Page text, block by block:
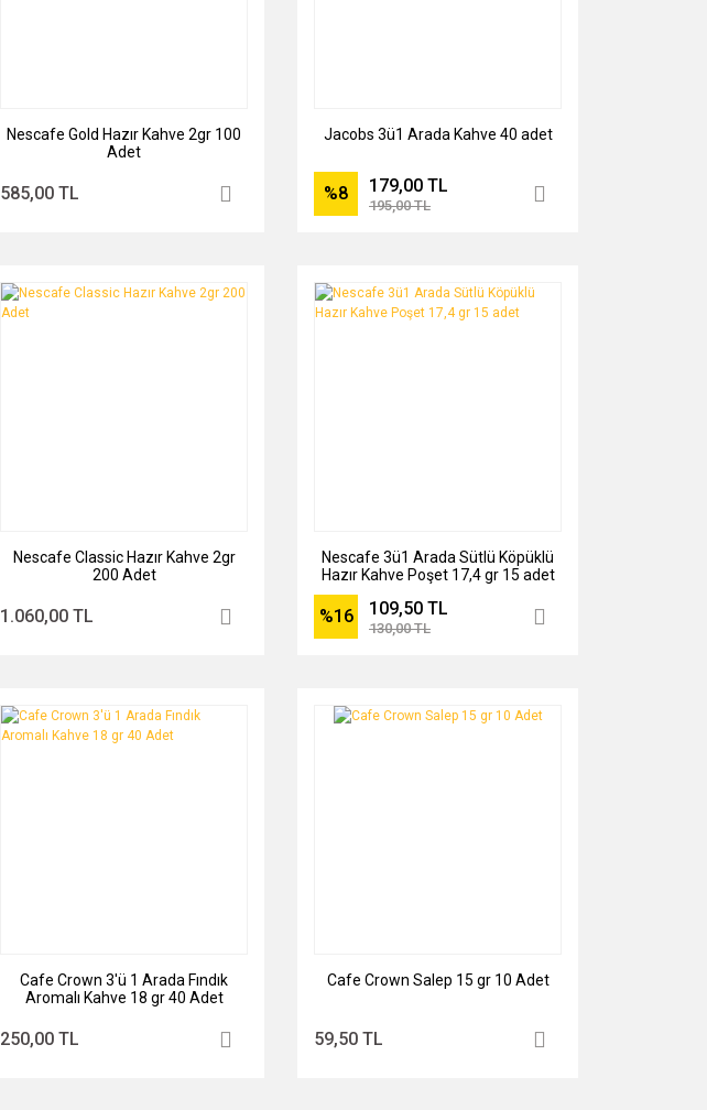
Nescafe Gold Hazır Kahve 2gr 100
Adet
585,00 TL
Jacobs 3ü1 Arada Kahve 40 adet
%8 179,00 TL
195,00 TL
Nescafe Classic Hazır Kahve 2gr
200 Adet
1.060,00 TL
Nescafe 3ü1 Arada Sütlü Köpüklü
Hazır Kahve Poşet 17,4 gr 15 adet
%16 109,50 TL
130,00 TL
Cafe Crown 3'ü 1 Arada Fındık
Aromalı Kahve 18 gr 40 Adet
250,00 TL
Cafe Crown Salep 15 gr 10 Adet
59,50 TL